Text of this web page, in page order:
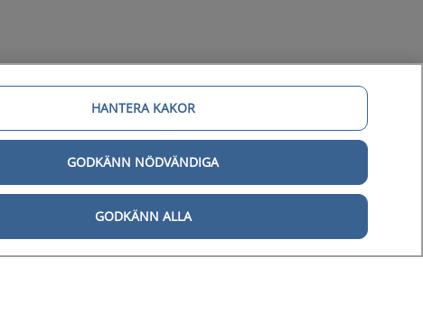
Tillgänglighetsredogörelse
Behandling av personuppgifter
HANTERA KAKOR
GODKÄNN NÖDVÄNDIGA
GODKÄNN ALLA